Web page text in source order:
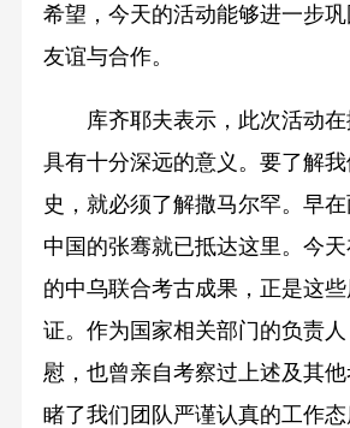
希望，今天的活动能够进一步
友谊与合作。
库齐耶夫表示，此次活动在
具有十分深远的意义。要了解
史，就必须了解撒马尔罕。早在
中国的张骞就已抵达这里。今
的中乌联合考古成果，正是这
证。作为国家相关部门的负责
慰，也曾亲自考察过上述及其
睹了我们团队严谨认真的工作态